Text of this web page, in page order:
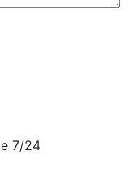
7/24